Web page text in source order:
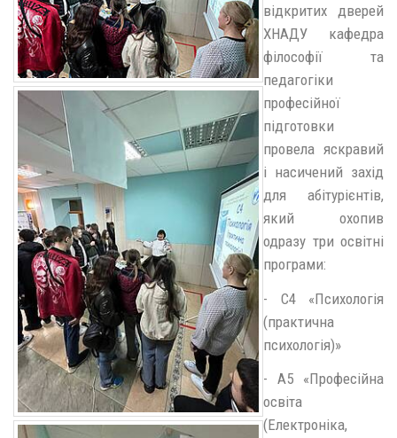
відкритих дверей
ХНАДУ кафедра
філософії та
педагогіки
професійної
підготовки
провела яскравий
і насичений захід
для абітурієнтів,
який охопив
одразу три освітні
програми:
- С4 «Психологія
(практична
психологія)»
- А5 «Професійна
освіта
(Електроніка,